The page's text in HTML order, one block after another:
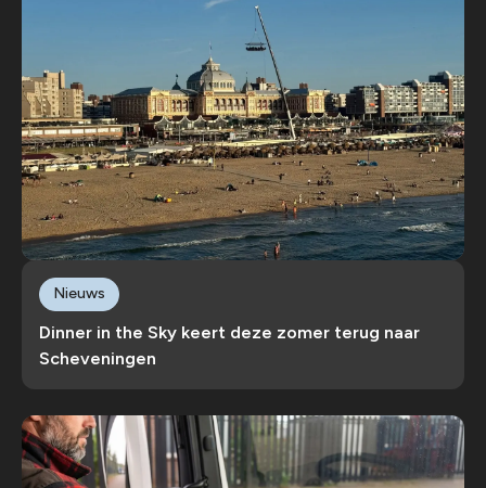
Dinner in the Sky keert deze zomer terug naar
Scheveningen
Nieuws